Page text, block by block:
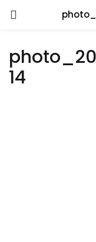
Entrez votre nom
connecter.
14